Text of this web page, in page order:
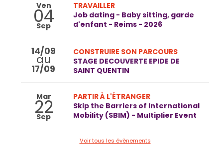
Ven
04
Sep
TRAVAILLER
Job dating - Baby sitting, garde
d'enfant - Reims - 2026
14/09
au
17/09
CONSTRUIRE SON PARCOURS
STAGE DECOUVERTE EPIDE DE
SAINT QUENTIN
Mar
22
Sep
PARTIR À L'ÉTRANGER
Skip the Barriers of International
Mobility (SBIM) - Multiplier Event
Voir tous les évènements